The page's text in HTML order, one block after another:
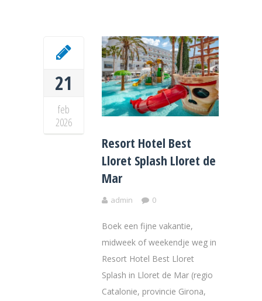
21
feb
2026
Resort Hotel Best
Lloret Splash Lloret de
Mar
admin 0
Boek een fijne vakantie,
midweek of weekendje weg in
Resort Hotel Best Lloret
Splash in Lloret de Mar (regio
Catalonie, provincie Girona,